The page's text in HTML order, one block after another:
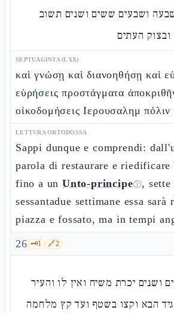
ושבעים ששים ושנים תשוב
ובצוק העתים
SEPTUAGINTA (LXX)
καὶ γνώσῃ καὶ διανοηθήσῃ καὶ
εὑρήσεις προστάγματα
οἰκοδομήσεις Ιερουσαλημ
LETTURA ORTODOSSA
Sappi dunque e comprendi:
parola di restaurare e riedificare
fino a un Unto-principeⓘ, sette
sessantadue settimane essa
piazza e fossato, ma in tempi
26 🗝️1 🔗2
ושנים יכרת משיח ואין לו והעיר
הבא וקצו בשטף ועד קץ מלחמה